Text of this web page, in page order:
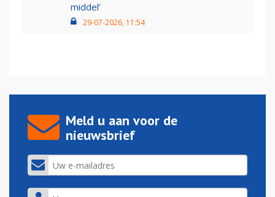
middel’
29-07-2026, 11:54
Meld u aan voor de
nieuwsbrief